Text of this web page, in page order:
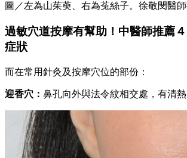
圖／左為山茱萸、右為菟絲子。徐敬閔醫
過敏穴道按摩有幫助！中醫師推薦
症狀
而在常用針灸及按摩穴位的部份：
迎香穴： 鼻孔向外與法令紋相交處，有清熱